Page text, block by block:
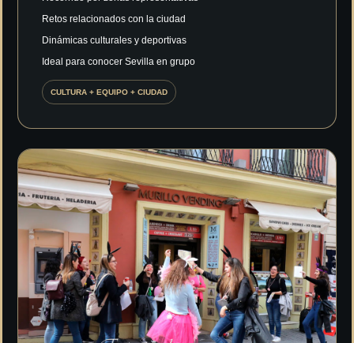
Retos relacionados con la ciudad
Dinámicas culturales y deportivas
Ideal para conocer Sevilla en grupo
CULTURA + EQUIPO + CIUDAD